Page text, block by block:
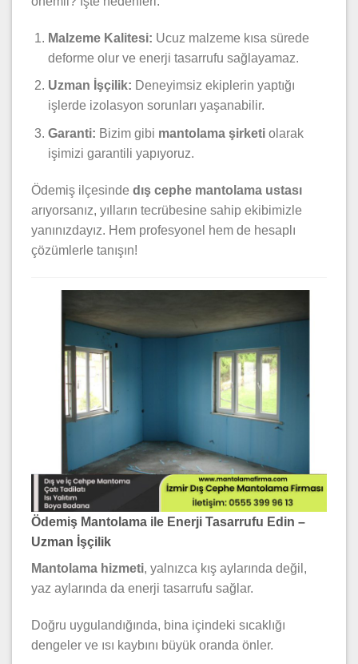
Malzeme Kalitesi: Ucuz malzeme kısa sürede
deforme olur ve enerji tasarrufu sağlayamaz.
Uzman İşçilik: Deneyimsiz ekiplerin yaptığı
işlerde izolasyon sorunları yaşanabilir.
Garanti: Bizim gibi mantolama şirketiolarak
işimizi garantili yapıyoruz.
Ödemiş ilçesinde dış cephe mantolama ustası
arıyorsanız, yılların tecrübesine sahip ekibimizle
yanınızdayız. Hem profesyonel hem de hesaplı
çözümlerle tanışın!
Ödemiş Mantolama ile Enerji Tasarrufu Edin –
Uzman İşçilik
Mantolama hizmeti, yalnızca kış aylarında değil,
yaz aylarında da enerji tasarrufu sağlar.
Doğru uygulandığında, bina içindeki sıcaklığı
dengeler ve ısı kaybını büyük oranda önler.